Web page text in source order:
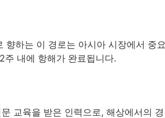
하는 이 경로는 아시아 시장에서 중요
주 내에 항해가 완료됩니다.
교육을 받은 인력으로, 해상에서의 경